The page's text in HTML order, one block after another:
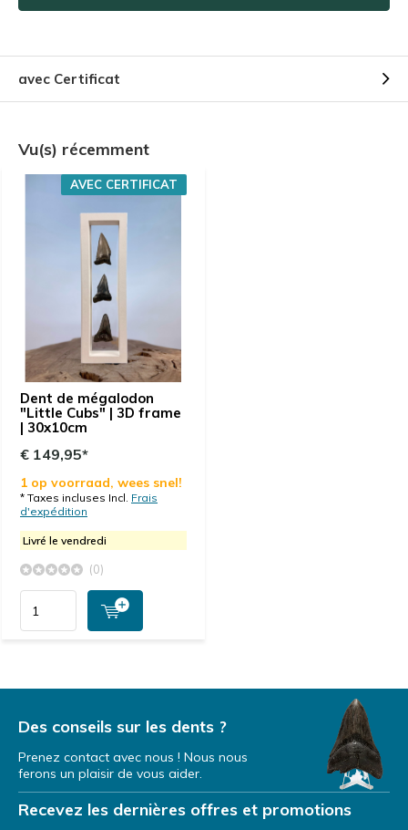
avec Certificat
Vu(s) récemment
Dent de mégalodon
"Little Cubs" | 3D frame
| 30x10cm
AVEC CERTIFICAT
€ 149,95*
1 op voorraad, wees snel!
* Taxes incluses Incl. Frais
d'expédition
Livré le vendredi
(0)
Des conseils sur les dents ?
Prenez contact avec nous ! Nous nous
ferons un plaisir de vous aider.
Recevez les dernières offres et promotions